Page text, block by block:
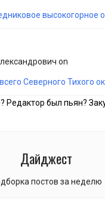
высокогорное
on
Северного Тихого
Редактор был пьян?
Дайджест
постов за неделю